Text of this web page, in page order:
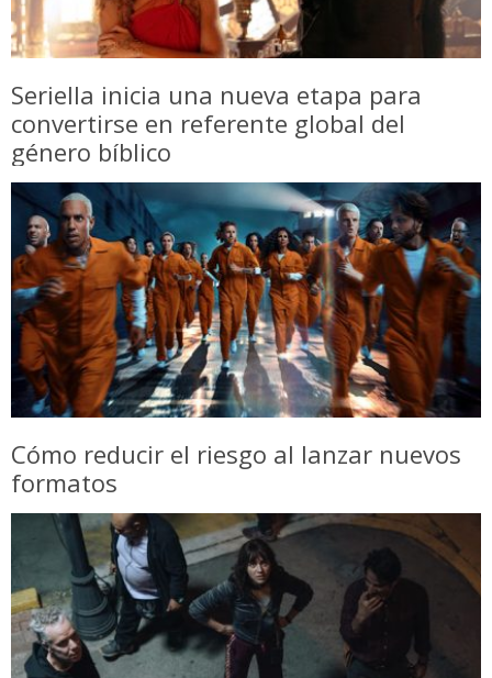
Seriella inicia una nueva etapa para
convertirse en referente global del
género bíblico
Cómo reducir el riesgo al lanzar nuevos
formatos